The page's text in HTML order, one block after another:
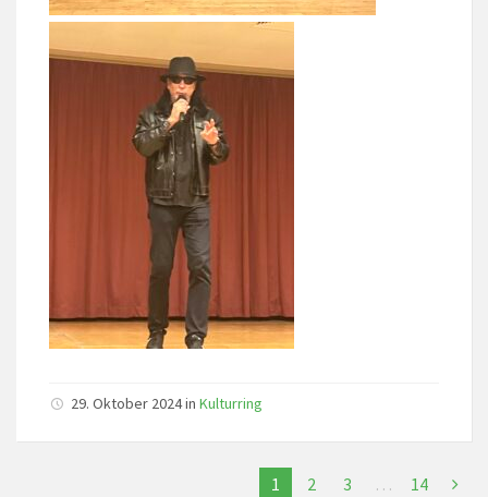
29. Oktober 2024in Kulturring
1 2 3 … 14